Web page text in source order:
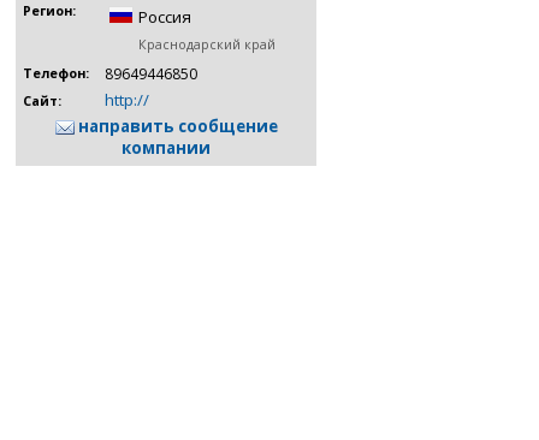
Регион: Россия
Краснодарский край
Телефон:
89649446850
Сайт:
http://
направить сообщение
компании